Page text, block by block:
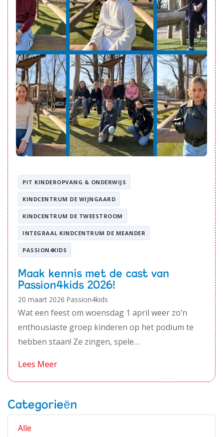
PIT KINDEROPVANG & ONDERWIJS
KINDCENTRUM DE WIJNGAARD
KINDCENTRUM DE TWEESTROOM
INTEGRAAL KINDCENTRUM DE MEANDER
PASSION4KIDS
Maak kennis met de cast van
Passion4kids 2026!
20 maart 2026 Passion4kids
Wat een feest om woensdag 1 april weer zo’n
enthousiaste groep kinderen op het podium te
hebben staan! Ze zingen, spele…
Lees Meer
Categorieën
Alle